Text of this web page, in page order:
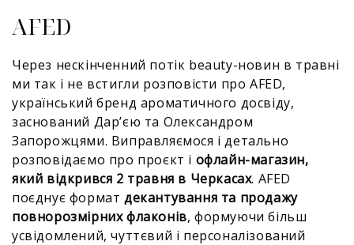
AFED
Через нескінченний потік beauty-новин в травні
ми так і не встигли розповісти про AFED,
український бренд ароматичного досвіду,
заснований Дарʼєю та Олександром
Запорожцями. Виправляємося і детально
розповідаємо про проєкт і офлайн-магазин,
який відкрився 2 травня в Черкасах. AFED
поєднує формат декантування та продажу
повнорозмірних флаконів, формуючи більш
усвідомлений, чуттєвий і персоналізований